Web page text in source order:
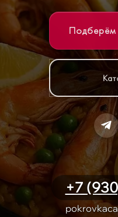
Подберём
+7